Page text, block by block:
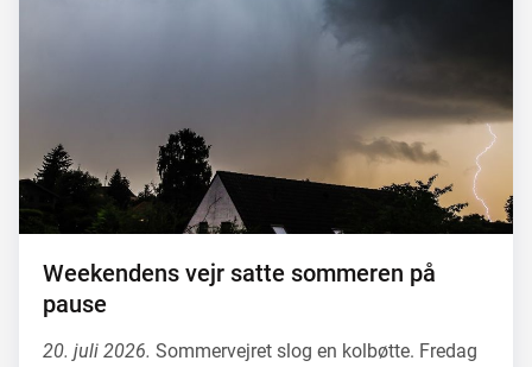
Weekendens vejr satte sommeren på
pause
20. juli 2026. Sommervejret slog en kolbøtte. Fredag